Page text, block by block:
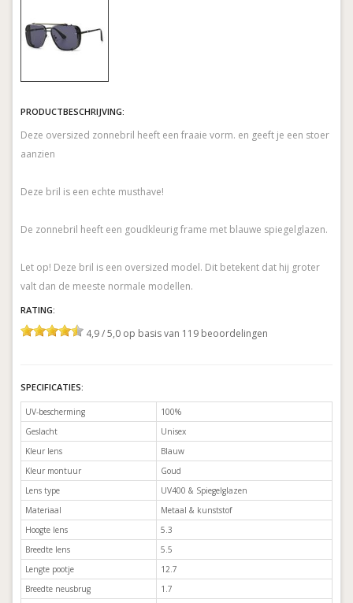
PRODUCTBESCHRIJVING:
Deze oversized zonnebril heeft een fraaie vorm. en geeft je een stoer
aanzien
Deze bril is een echte musthave!
De zonnebril heeft een goudkleurig frame met blauwe spiegelglazen.
Let op! Deze bril is een oversized model. Dit betekent dat hij groter
valt dan de meeste normale modellen.
RATING:
4,9 / 5,0 op basis van 119 beoordelingen
SPECIFICATIES:
UV-bescherming
100%
Geslacht
Unisex
Kleur lens
Blauw
Kleur montuur
Goud
Lens type
UV400 & Spiegelglazen
Materiaal
Metaal & kunststof
Hoogte lens
5.3
Breedte lens
5.5
Lengte pootje
12.7
Breedte neusbrug
1.7